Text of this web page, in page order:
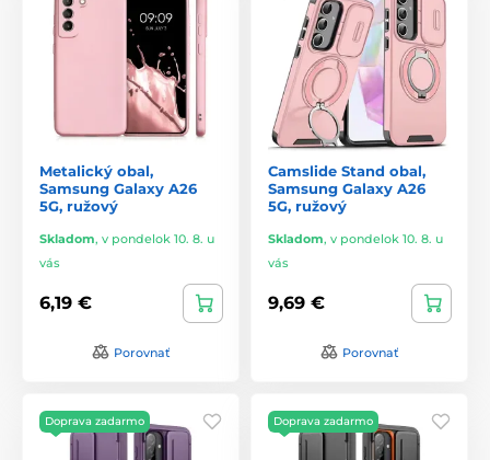
Metalický obal,
Samsung Galaxy A26
5G, ružový
Skladom, v pondelok 10. 8. u
vás
6,19 €
Porovnať
Camslide Stand obal,
Samsung Galaxy A26
5G, ružový
Skladom, v pondelok 10. 8. u
vás
9,69 €
Porovnať
Doprava zadarmo Doprava zadarmo